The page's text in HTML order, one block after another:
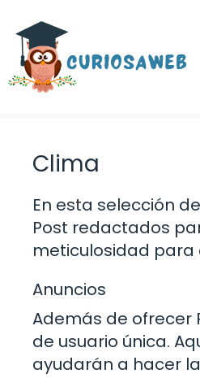
contenido
Clima
En esta selección
Post redactados
meticulosidad para
Anuncios
Además de ofrecer
de usuario única.
ayudarán a hacer